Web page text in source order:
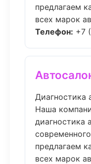
предлагаем
всех марок
Телефон: +7
Диагностика
Наша
диагностика
предлагаем
всех марок